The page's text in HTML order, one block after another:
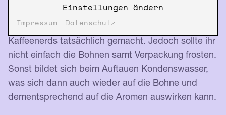
Einstellungen ändern
Impressum Datenschutz
denkt und die Bohnen zum Kryoschlaf in das
Tiefkühlfach schickt? Das wird bei vielen
Kaffeenerds tatsächlich gemacht. Jedoch sollte ihr
nicht einfach die Bohnen samt Verpackung frosten.
Sonst bildet sich beim Auftauen Kondenswasser,
was sich dann auch wieder auf die Bohne und
dementsprechend auf die Aromen auswirken kann.